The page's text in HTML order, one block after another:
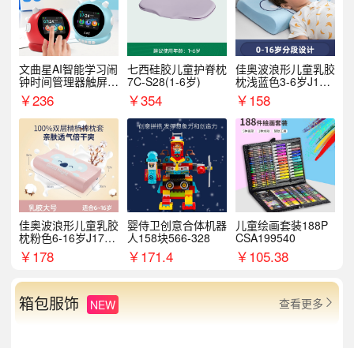
文曲星AI智能学习闹
钟时间管理器触屏N
1pro
￥236
七西硅胶儿童护脊枕
7C-S28(1-6岁)
￥354
佳奥波浪形儿童乳胶
枕浅蓝色3-6岁J17B
14AS9
￥158
佳奥波浪形儿童乳胶
枕粉色6-16岁J17B1
2AR4
￥178
婴侍卫创意合体机器
人158块566-328
￥171.4
儿童绘画套装188P
CSA199540
￥105.38
箱包服饰 NEW 查看更多 